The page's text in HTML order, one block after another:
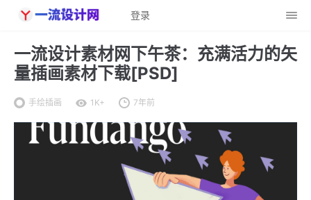
登录
一流设计素材网下午茶：充满活力的矢
量插画素材下载[PSD]
手绘插画 1K+ 7年前